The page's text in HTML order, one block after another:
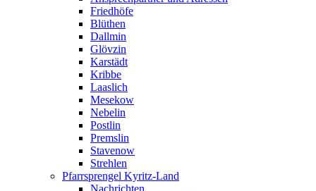
Friedhöfe
Blüthen
Dallmin
Glövzin
Karstädt
Kribbe
Laaslich
Mesekow
Nebelin
Postlin
Premslin
Stavenow
Strehlen
Pfarrsprengel Kyritz-Land
Nachrichten